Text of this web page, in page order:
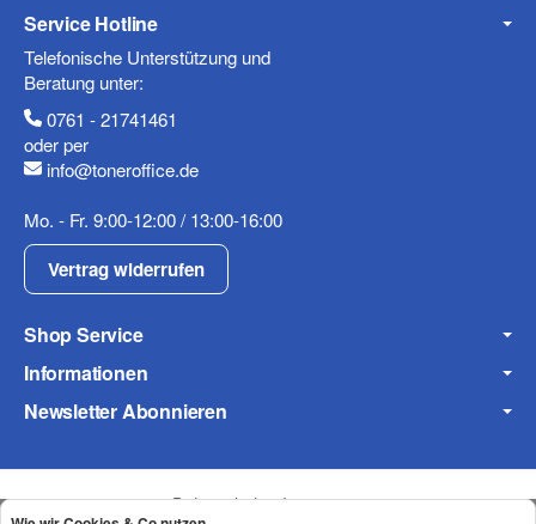
Service Hotline
Telefonische Unterstützung und
Beratung unter:
0761 - 21741461
oder per
info@toneroffice.de
Mo. - Fr. 9:00-12:00 / 13:00-16:00
Vertrag widerrufen
Shop Service
Informationen
Newsletter Abonnieren
Datenschutz•Impressum